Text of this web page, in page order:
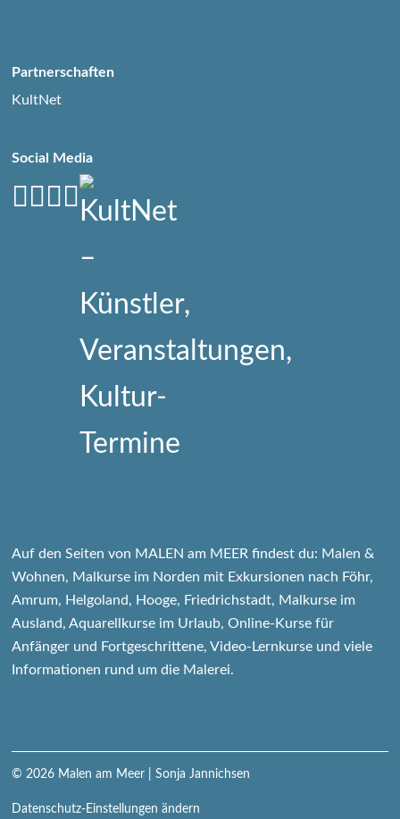
Partnerschaften
KultNet
Social Media
Auf den Seiten von MALEN am MEER findest du: Malen &
Wohnen, Malkurse im Norden mit Exkursionen nach Föhr,
Amrum, Helgoland, Hooge, Friedrichstadt, Malkurse im
Ausland, Aquarellkurse im Urlaub, Online-Kurse für
Anfänger und Fortgeschrittene, Video-Lernkurse und viele
Informationen rund um die Malerei.
© 2026 Malen am Meer | Sonja Jannichsen
Datenschutz-Einstellungen ändern